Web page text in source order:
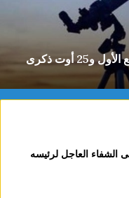
الشفاء العاجل لرئيسه